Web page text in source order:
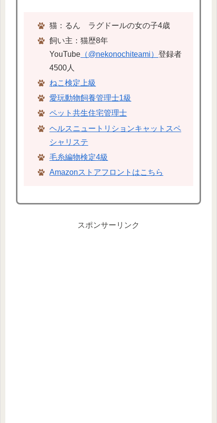
猫：るん ラグドールの女の子4歳
飼い主：猫歴8年
YouTube （@nekonochiteami）登録者
4500人
ねこ検定上級
愛玩動物飼養管理士1級
ペット共生住宅管理士
ヘルスニュートリションキャットスペ
シャリステ
毛糸編物検定4級
Amazonストアフロントはこちら
スポンサーリンク